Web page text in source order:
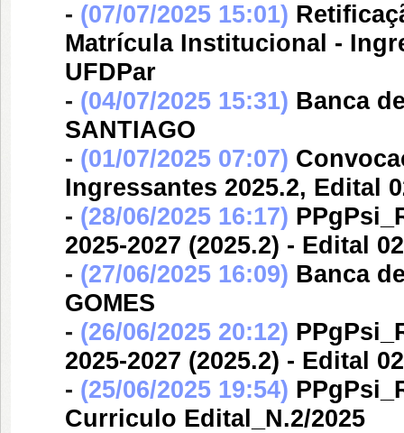
- (07/07/2025 15:01)
Matrícula Institucional -
UFDPar
- (04/07/2025 15:31) Banca
SANTIAGO
- (01/07/2025 07:07)
Ingressantes 2025.2, Edital
- (28/06/2025 16:17)
2025-2027 (2025.2) - Edital
- (27/06/2025 16:09) Banca
GOMES
- (26/06/2025 20:12)
2025-2027 (2025.2) - Edital
- (25/06/2025 19:54)
Curriculo Edital_N.2/2025